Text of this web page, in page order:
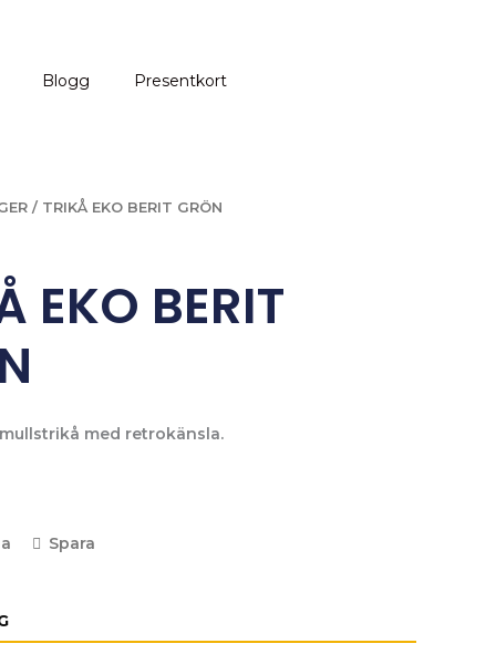
Blogg Presentkort
/ TRIKÅ EKO BERIT GRÖN
EKO BERIT
med retrokänsla.
Spara